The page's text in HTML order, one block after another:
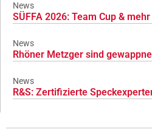
News
SÜFFA 2026: Team Cup & mehr
News
Rhöner Metzger sind
News
R&S: Zertifizierte